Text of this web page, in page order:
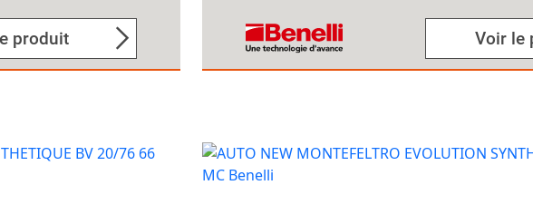
produit Voir le